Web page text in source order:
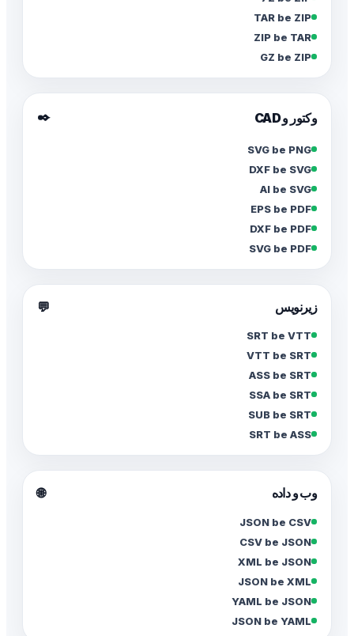
TAR be ZIP
ZIP be TAR
GZ be ZIP
وکتور و CAD ✒️
SVG be PNG
DXF be SVG
AI be SVG
EPS be PDF
DXF be PDF
SVG be PDF
زیرنویس 💬
SRT be VTT
VTT be SRT
ASS be SRT
SSA be SRT
SUB be SRT
SRT be ASS
وب و داده 🌐
JSON be CSV
CSV be JSON
XML be JSON
JSON be XML
YAML be JSON
JSON be YAML